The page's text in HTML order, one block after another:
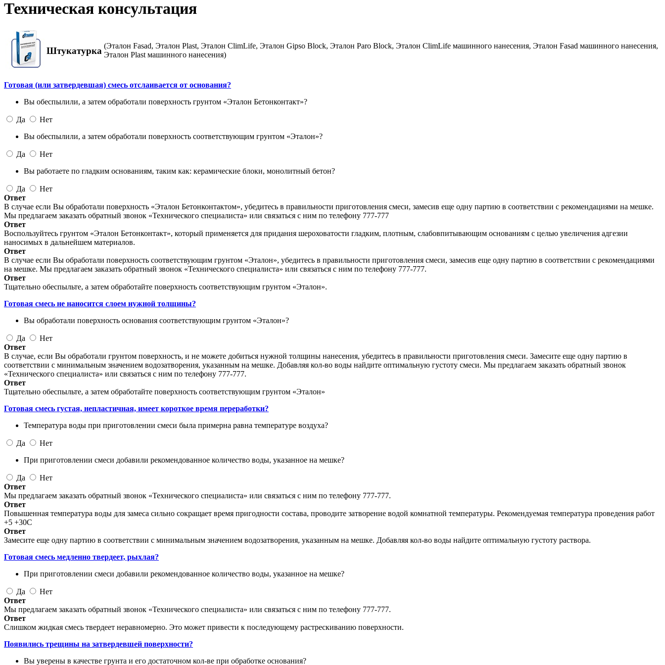
Техническая консультация
Штукатурка (Эталон Fasad, Эталон Plast, Эталон ClimLife, Эталон Gipso Block, Эталон Paro Block, Эталон ClimLife машинного нанесения, Эталон Fasad машинного нанесения,
Эталон Plast машинного нанесения)
Готовая (или затвердевшая) смесь отслаивается от основания?
Вы обеспылили, а затем обработали поверхность грунтом «Эталон Бетонконтакт»?
Да
Нет
Вы обеспылили, а затем обработали поверхность соответствующим грунтом «Эталон»?
Да
Нет
Вы работаете по гладким основаниям, таким как: керамические блоки, монолитный бетон?
Да
Нет
Ответ
В случае если Вы обработали поверхность «Эталон Бетонконтактом», убедитесь в правильности приготовления смеси, замесив еще одну партию в соответствии с рекомендациями на мешке.
Мы предлагаем заказать обратный звонок «Технического специалиста» или связаться с ним по телефону 777-777
Ответ
Воспользуйтесь грунтом «Эталон Бетонконтакт», который применяется для придания шероховатости гладким, плотным, слабовпитывающим основаниям с целью увеличения адгезии
наносимых в дальнейшем материалов.
Ответ
В случае если Вы обработали поверхность соответствующим грунтом «Эталон», убедитесь в правильности приготовления смеси, замесив еще одну партию в соответствии с рекомендациями
на мешке. Мы предлагаем заказать обратный звонок «Технического специалиста» или связаться с ним по телефону 777-777.
Ответ
Тщательно обеспыльте, а затем обработайте поверхность соответствующим грунтом «Эталон».
Готовая смесь не наносится слоем нужной толщины?
Вы обработали поверхность основания соответствующим грунтом «Эталон»?
Да
Нет
Ответ
В случае, если Вы обработали грунтом поверхность, и не можете добиться нужной толщины нанесения, убедитесь в правильности приготовления смеси. Замесите еще одну партию в
соответствии с минимальным значением водозатворения, указанным на мешке. Добавляя кол-во воды найдите оптимальную густоту смеси. Мы предлагаем заказать обратный звонок
«Технического специалиста» или связаться с ним по телефону 777-777.
Ответ
Тщательно обеспыльте, а затем обработайте поверхность соответствующим грунтом «Эталон»
Готовая смесь густая, непластичная, имеет короткое время переработки?
Температура воды при приготовлении смеси была примерна равна температуре воздуха?
Да
Нет
При приготовлении смеси добавили рекомендованное количество воды, указанное на мешке?
Да
Нет
Ответ
Мы предлагаем заказать обратный звонок «Технического специалиста» или связаться с ним по телефону 777-777.
Ответ
Повышенная температура воды для замеса сильно сокращает время пригодности состава, проводите затворение водой комнатной температуры. Рекомендуемая температура проведения работ
+5 +30С
Ответ
Замесите еще одну партию в соответствии с минимальным значением водозатворения, указанным на мешке. Добавляя кол-во воды найдите оптимальную густоту раствора.
Готовая смесь медленно твердеет, рыхлая?
При приготовлении смеси добавили рекомендованное количество воды, указанное на мешке?
Да
Нет
Ответ
Мы предлагаем заказать обратный звонок «Технического специалиста» или связаться с ним по телефону 777-777.
Ответ
Слишком жидкая смесь твердеет неравномерно. Это может привести к последующему растрескиванию поверхности.
Появились трещины на затвердевшей поверхности?
Вы уверены в качестве грунта и его достаточном кол-ве при обработке основания?